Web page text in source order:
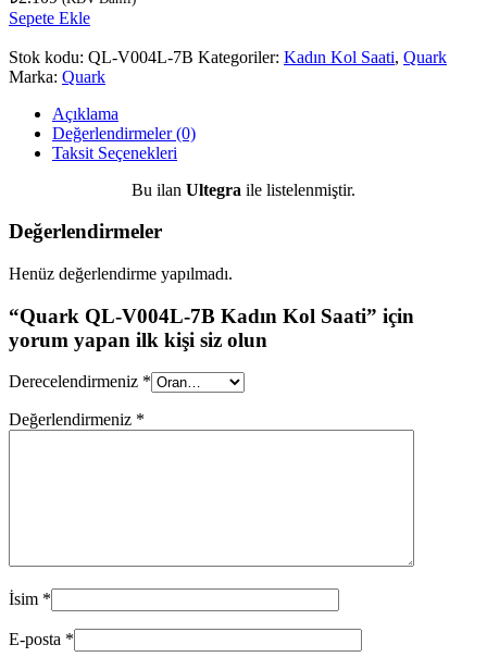
Sepete Ekle
Stok kodu: QL-V004L-7B Kategoriler: Kadın Kol Saati, Quark
Marka: Quark
Açıklama
Değerlendirmeler (0)
Taksit Seçenekleri
Bu ilan Ultegra ile listelenmiştir.
Değerlendirmeler
Henüz değerlendirme yapılmadı.
“Quark QL-V004L-7B Kadın Kol Saati” için
yorum yapan ilk kişi siz olun
Derecelendirmeniz *
Değerlendirmeniz *
İsim *
E-posta *